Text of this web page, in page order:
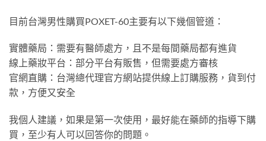
目前台灣男性購買POXET-60主要有以下幾個管道：
實體藥局：需要有醫師處方，且不是每間藥局都有進貨
線上藥妝平台：部分平台有販售，但需要處方審核
官網直購：台灣總代理官方網站提供線上訂購服務，貨到付
款，方便又安全
我個人建議，如果是第一次使用，最好能在藥師的指導下購
買，至少有人可以回答你的問題。